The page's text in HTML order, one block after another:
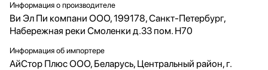
Информация о производителе
Ви Эл Пи компани ООО, 199178, Санкт-Петербург,
Набережная реки Смоленки д.33 пом. Н70
Информация об импортере
АйСтор Плюс ООО, Беларусь, Центральный район, г.